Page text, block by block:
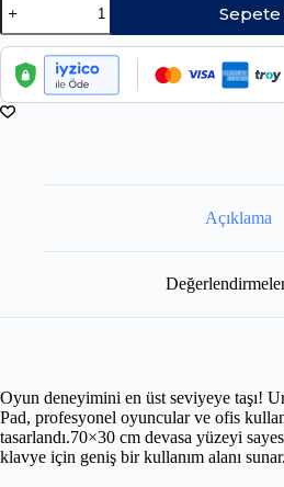
Açıklama
Oyun deneyimini en üst seviyeye taşı!
Pad, profesyonel oyuncular ve ofis
tasarlandı.70×30 cm devasa yüzeyi
klavye için geniş bir kullanım alanı sunar.